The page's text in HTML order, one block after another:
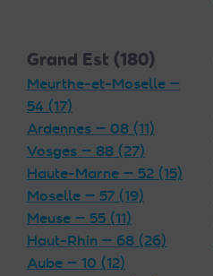
Grand Est (180)
Meurthe-et-Moselle —
54 (17)
Ardennes — 08 (11)
Vosges — 88 (27)
Haute-Marne — 52 (15)
Moselle — 57 (19)
Meuse — 55 (11)
Haut-Rhin — 68 (26)
Aube — 10 (12)